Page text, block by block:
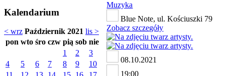
Kalendarium
< wrz Październik 2021 lis >
pon wto śro czw pią sob nie
1
2
3
4
5 6 7 8 9
10
Muzyka
Blue Note, ul. Kościuszki 79
Zobacz szczegóły
08.10.2021
19:00